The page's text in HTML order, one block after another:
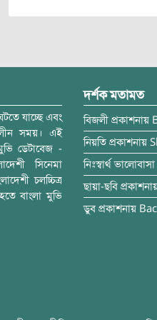
যাচ্ছে এবং
সময়। এই
ডেটাবেজ -
সিনেমা
চলচ্চিত্র
বাংলা মুভি
দর্শক মতামত
বিজলী প্রকাশনায়
নিয়তি প্রকাশনায়
নিঃস্বার্থ ভালোবাসা
ছায়া-ছবি
ডুব প্রকাশনায়